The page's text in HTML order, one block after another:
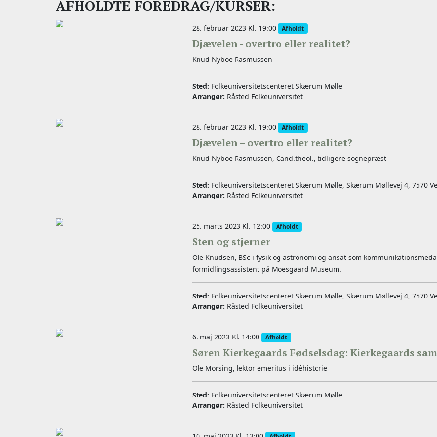
AFHOLDTE FOREDRAG/KURSER:
28. februar 2023 Kl. 19:00 Afholdt
Djævelen - overtro eller realitet?
Knud Nyboe Rasmussen
Sted: Folkeuniversitetscenteret Skærum Mølle
Arrangør: Råsted Folkeuniversitet
28. februar 2023 Kl. 19:00 Afholdt
Djævelen – overtro eller realitet?
Knud Nyboe Rasmussen, Cand.theol., tidligere sognepræst
Sted: Folkeuniversitetscenteret Skærum Mølle, Skærum Møllevej 4, 7570
Arrangør: Råsted Folkeuniversitet
25. marts 2023 Kl. 12:00 Afholdt
Sten og stjerner
Ole Knudsen, BSc i fysik og astronomi og ansat som
formidlingsassistent på Moesgaard Museum.
Sted: Folkeuniversitetscenteret Skærum Mølle, Skærum Møllevej 4, 7570
Arrangør: Råsted Folkeuniversitet
6. maj 2023 Kl. 14:00 Afholdt
Søren Kierkegaards Fødselsdag: Kierkegaards
Ole Morsing, lektor emeritus i idéhistorie
Sted: Folkeuniversitetscenteret Skærum Mølle
Arrangør: Råsted Folkeuniversitet